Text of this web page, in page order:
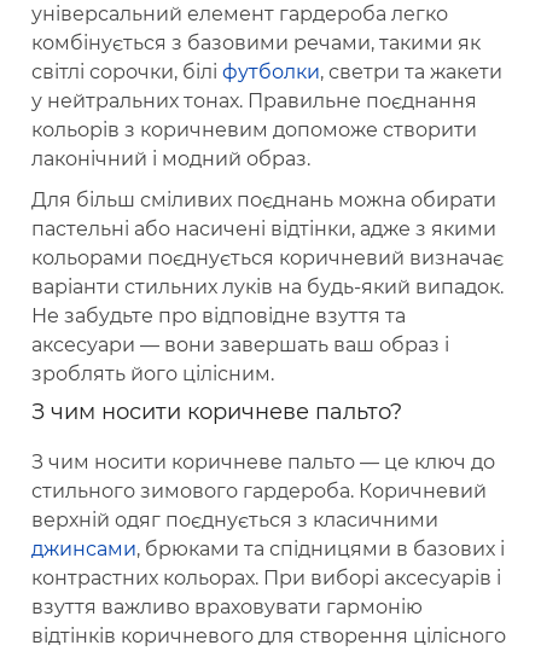
універсальний елемент гардероба легко
комбінується з базовими речами, такими як
світлі сорочки, білі футболки, светри та жакети
у нейтральних тонах. Правильне поєднання
кольорів з коричневим допоможе створити
лаконічний і модний образ.
Для більш сміливих поєднань можна обирати
пастельні або насичені відтінки, адже з якими
кольорами поєднується коричневий визначає
варіанти стильних луків на будь-який випадок.
Не забудьте про відповідне взуття та
аксесуари — вони завершать ваш образ і
зроблять його цілісним.
З чим носити коричневе пальто?
З чим носити коричневе пальто — це ключ до
стильного зимового гардероба. Коричневий
верхній одяг поєднується з класичними
джинсами, брюками та спідницями в базових і
контрастних кольорах. При виборі аксесуарів і
взуття важливо враховувати гармонію
відтінків коричневого для створення цілісного